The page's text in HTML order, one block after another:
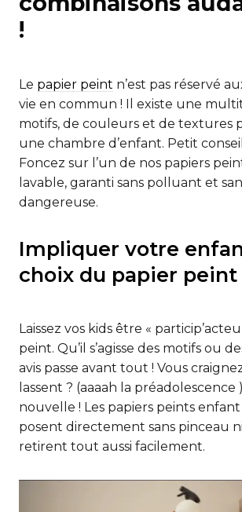
!
Le papier peint n’est pas réservé
vie en commun ! Il existe une
motifs, de couleurs et de textures
une chambre d’enfant. Petit
Foncez sur l’un de nos papiers
lavable, garanti sans polluant et
dangereuse.
Impliquer votre
choix du papier peint
Laissez vos kids être «
peint. Qu’il s’agisse des motifs ou
avis passe avant tout ! Vous craignez
lassent ? (aaaah la préadolescence
nouvelle ! Les papiers peints
posent directement sans pinceau
retirent tout aussi facilement.